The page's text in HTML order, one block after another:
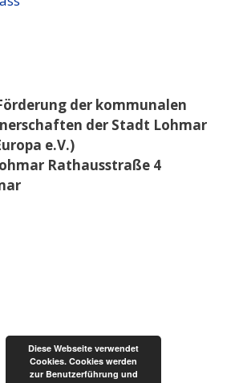
der kommunalen
der Stadt Lohmar
e.V.)
Rathausstraße 4
Diese Webseite verwendet
Cookies. Cookies werden
zur Benutzerführung und